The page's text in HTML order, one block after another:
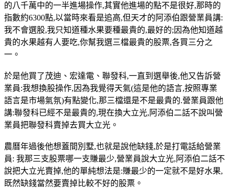
的八千萬中的一半進場操作,其實他進場的點不是很好,那時的
指數約6300點,以當時來看是追高,但天才的阿添伯跟營業員講:
我不會選股,我只知道種水果要種最貴的,最好的;因為他知道越
貴的水果越有人要吃,你幫我選三檔最貴的股票,各買三分之
一。
於是他買了茂迪、宏達電、聯發科,一直到選舉後,他又告訴營
業員:我想換股操作,因為我覺得天氣(這是他的語言,按照專業
語言是市場氣氛)有點變化,那三檔還是不是最貴的.營業員跟他
講:聯發科已經不是最貴的,現在換大立光,阿添伯二話不說叫營
業員把聯發科賣掉去買大立光。
農曆年過後他想蓋間別墅,也就是說他缺錢,於是打電話給營業
員: 我那三支股票哪一支賺最少,營業員說大立光,阿添伯二話不
說把大立光賣掉,他的單純想法是:賺最少的一定就不是好水果,
既然缺錢當然要賣掉比較不好的股票。